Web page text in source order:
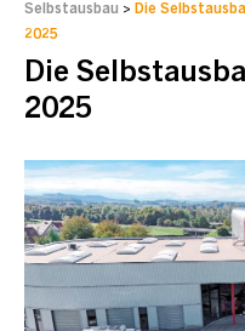
Selbstausbau > Die
2025
Die
2025